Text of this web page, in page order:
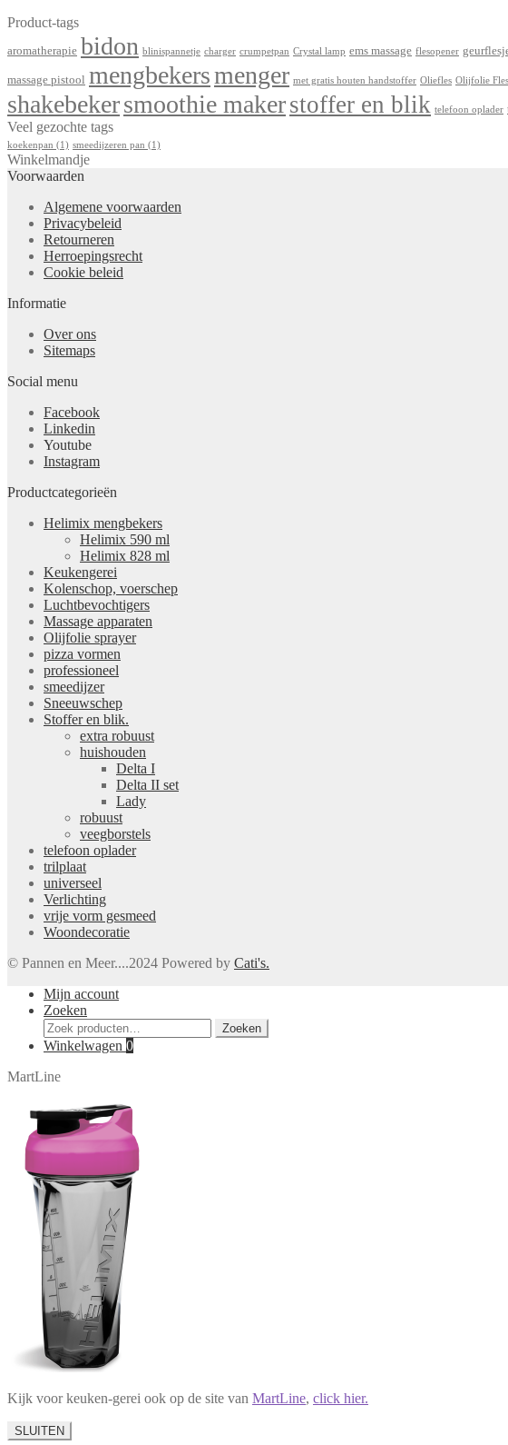
Product-tags
aromatherapie bidon blinispannetje charger crumpetpan Crystal lamp ems massage flesopener
massage pistool mengbekersmenger met gratis houten handstoffer Oliefles Olijfolie Fles
shakebekersmoothie makerstoffer en blik telefoon oplader
Veel gezochte tags
koekenpan (1) smeedijzeren pan (1)
Winkelmandje
Voorwaarden
Algemene voorwaarden
Privacybeleid
Retourneren
Herroepingsrecht
Cookie beleid
Informatie
Over ons
Sitemaps
Social menu
Facebook
Linkedin
Youtube
Instagram
Productcategorieën
Helimix mengbekers
Helimix 590 ml
Helimix 828 ml
Keukengerei
Kolenschop, voerschep
Luchtbevochtigers
Massage apparaten
Olijfolie sprayer
pizza vormen
professioneel
smeedijzer
Sneeuwschep
Stoffer en blik.
extra robuust
huishouden
Delta I
Delta II set
Lady
robuust
veegborstels
telefoon oplader
trilplaat
universeel
Verlichting
vrije vorm gesmeed
Woondecoratie
© Pannen en Meer....2024 Powered by Cati's.
Mijn account
Zoeken
Zoeken
naar:
Zoeken
Winkelwagen 0
MartLine
Kijk voor keuken-gerei ook op de site van MartLine, click hier.
SLUITEN